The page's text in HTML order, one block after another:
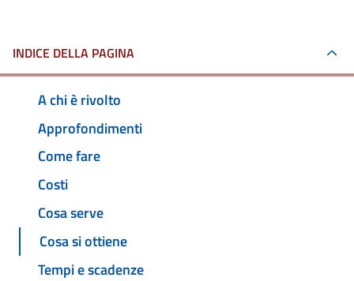
INDICE DELLA PAGINA
A chi è rivolto
Approfondimenti
Come fare
Costi
Cosa serve
Cosa si ottiene
Tempi e scadenze